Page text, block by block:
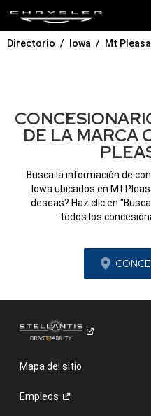
Directorio Iowa Mt
DE LA MARCA
Busca la información de
Iowa ubicados en Mt
deseas? Haz clic en
todos los
Mapa del sitio
Empleos